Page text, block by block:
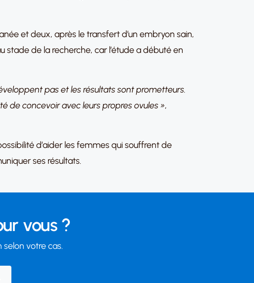
et deux, après le transfert d’un embryon sain,
stade de la recherche, car l’étude a débuté en
pas et les résultats sont prometteurs.
de concevoir avec leurs propres ovules »,
d’aider les femmes qui souffrent de
ses résultats.
vous ?
selon votre cas.